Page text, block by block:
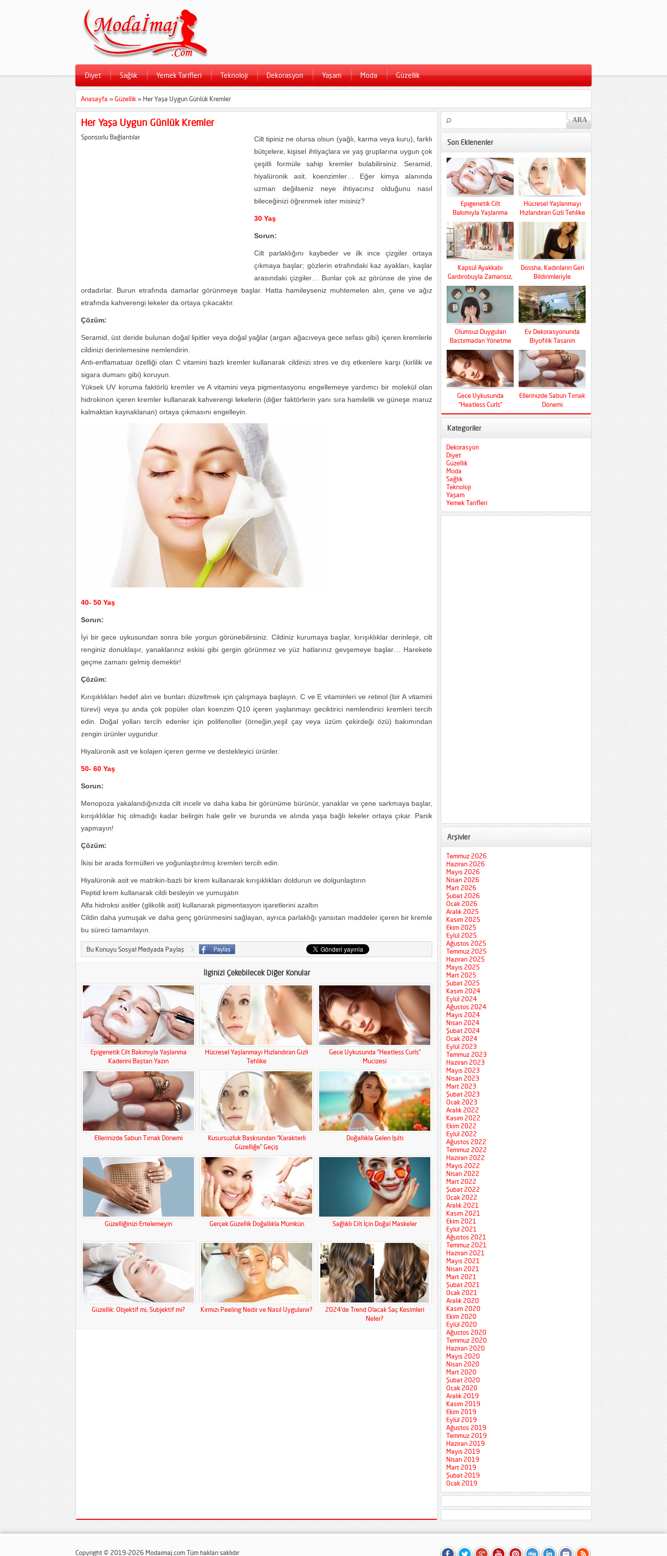
Diyet Sağlık Yemek Tarifleri Teknoloji Dekorasyon Yaşam Moda Güzellik
Anasayfa »Güzellik » Her Yaşa Uygun Günlük Kremler
Her Yaşa Uygun Günlük Kremler
Sponsorlu Bağlantılar
Cilt tipiniz ne olursa olsun (yağlı, karma veya kuru), farklı
bütçelere, kişisel ihtiyaçlara ve yaş gruplarına uygun çok
çeşitli formüle sahip kremler bulabilirsiniz. Seramid,
hiyalüronik asit, koenzimler… Eğer kimya alanında
uzman değilseniz neye ihtiyacınız olduğunu nasıl
bileceğinizi öğrenmek ister misiniz?
30 Yaş
Sorun:
Cilt parlaklığını kaybeder ve ilk ince çizgiler ortaya
çıkmaya başlar; gözlerin etrafındaki kaz ayakları, kaşlar
arasındaki çizgiler… Bunlar çok az görünse de yine de
ordadırlar. Burun etrafında damarlar görünmeye başlar. Hatta hamileyseniz muhtemelen alın, çene ve ağız
etrafında kahverengi lekeler da ortaya çıkacaktır.
Çözüm:
Seramid, üst deride bulunan doğal lipitler veya doğal yağlar (argan ağacıveya gece sefası gibi) içeren kremlerle
cildinizi derinlemesine nemlendirin.
Anti-enflamatuar özelliği olan C vitamini bazlı kremler kullanarak cildinizi stres ve dış etkenlere karşı (kirlilik ve
sigara dumanı gibi) koruyun.
Yüksek UV koruma faktörlü kremler ve A vitamini veya pigmentasyonu engellemeye yardımcı bir molekül olan
hidrokinon içeren kremler kullanarak kahverengi lekelerin (diğer faktörlerin yanı sıra hamilelik ve güneşe maruz
kalmaktan kaynaklanan) ortaya çıkmasını engelleyin.
40- 50 Yaş
Sorun:
İyi bir gece uykusundan sonra bile yorgun görünebilirsiniz. Cildiniz kurumaya başlar, kırışıklıklar derinleşir, cilt
renginiz donuklaşır, yanaklarınız eskisi gibi gergin görünmez ve yüz hatlarınız gevşemeye başlar… Harekete
geçme zamanı gelmiş demektir!
Çözüm:
Kırışıklıkları hedef alın ve bunları düzeltmek için çalışmaya başlayın. C ve E vitaminleri ve retinol (bir A vitamini
türevi) veya şu anda çok popüler olan koenzim Q10 içeren yaşlanmayı geciktirici nemlendirici kremleri tercih
edin. Doğal yolları tercih edenler için polifenoller (örneğin,yeşil çay veya üzüm çekirdeği özü) bakımından
zengin ürünler uygundur.
Hiyalüronik asit ve kolajen içeren germe ve destekleyici ürünler.
50- 60 Yaş
Sorun:
Menopoza yakalandığınızda cilt incelir ve daha kaba bir görünüme bürünür, yanaklar ve çene sarkmaya başlar,
kırışıklıklar hiç olmadığı kadar belirgin hale gelir ve burunda ve alında yaşa bağlı lekeler ortaya çıkar. Panik
yapmayın!
Çözüm:
İkisi bir arada formülleri ve yoğunlaştırılmış kremleri tercih edin.
Hiyalüronik asit ve matrikin-bazlı bir krem kullanarak kırışıklıkları doldurun ve dolgunlaştırın
Peptid krem kullanarak cildi besleyin ve yumuşatın
Alfa hidroksi asitler (glikolik asit) kullanarak pigmentasyon işaretlerini azaltın
Cildin daha yumuşak ve daha genç görünmesini sağlayan, ayrıca parlaklığı yansıtan maddeler içeren bir kremle
bu süreci tamamlayın.
Bu Konuyu Sosyal Medyada Paylaş
İlginizi Çekebilecek Diğer Konular
Epigenetik Cilt Bakımıyla Yaşlanma
Kaderini Baştan Yazın
Hücresel Yaşlanmayı Hızlandıran Gizli
Tehlike
Gece Uykusunda “Heatless Curls”
Mucizesi
Ellerinizde Sabun Tırnak Dönemi
Kusursuzluk Baskısından “Karakterli
Güzelliğe” Geçiş
Doğallıkla Gelen Işıltı
Güzelliğinizi Ertelemeyin Gerçek Güzellik Doğallıkla Mümkün Sağlıklı Cilt İçin Doğal Maskeler
Güzellik: Objektif mi, Subjektif mi? Kırmızı Peeling Nedir ve Nasıl Uygulanır?
2024’de Trend Olacak Saç Kesimleri
Neler?
Son Eklenenler
Epigenetik Cilt
Bakımıyla Yaşlanma
Kaderini Baştan Yazın
Hücresel Yaşlanmayı
Hızlandıran Gizli Tehlike
Kapsül Ayakkabı
Gardırobuyla Zamansız,
Fonksiyonel Ve Konfor
Dossha, Kadınların Geri
Bildirimleriyle
Şekilleniyor
Olumsuz Duyguları
Bastırmadan Yönetme
Sanatı
Ev Dekorasyonunda
Biyofilik Tasarım
Devrimi
Gece Uykusunda
“Heatless Curls”
Mucizesi
Ellerinizde Sabun Tırnak
Dönemi
Kategoriler
Dekorasyon
Diyet
Güzellik
Moda
Sağlık
Teknoloji
Yaşam
Yemek Tarifleri
Arşivler
Temmuz 2026
Haziran 2026
Mayıs 2026
Nisan 2026
Mart 2026
Şubat 2026
Ocak 2026
Aralık 2025
Kasım 2025
Ekim 2025
Eylül 2025
Ağustos 2025
Temmuz 2025
Haziran 2025
Mayıs 2025
Mart 2025
Şubat 2025
Kasım 2024
Eylül 2024
Ağustos 2024
Mayıs 2024
Nisan 2024
Şubat 2024
Ocak 2024
Eylül 2023
Temmuz 2023
Haziran 2023
Mayıs 2023
Nisan 2023
Mart 2023
Şubat 2023
Ocak 2023
Aralık 2022
Kasım 2022
Ekim 2022
Eylül 2022
Ağustos 2022
Temmuz 2022
Haziran 2022
Mayıs 2022
Nisan 2022
Mart 2022
Şubat 2022
Ocak 2022
Aralık 2021
Kasım 2021
Ekim 2021
Eylül 2021
Ağustos 2021
Temmuz 2021
Haziran 2021
Mayıs 2021
Nisan 2021
Mart 2021
Şubat 2021
Ocak 2021
Aralık 2020
Kasım 2020
Ekim 2020
Eylül 2020
Ağustos 2020
Temmuz 2020
Haziran 2020
Mayıs 2020
Nisan 2020
Mart 2020
Şubat 2020
Ocak 2020
Aralık 2019
Kasım 2019
Ekim 2019
Eylül 2019
Ağustos 2019
Temmuz 2019
Haziran 2019
Mayıs 2019
Nisan 2019
Mart 2019
Şubat 2019
Ocak 2019
Copyright © 2019-2026 Modaimaj.com Tüm hakları saklıdır